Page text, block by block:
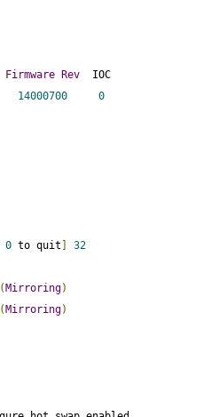
Firmware Rev
  IOC
14000700 0
0 to quit ] 32
(Mirroring)
(Mirroring)